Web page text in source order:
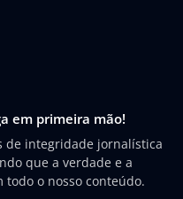
em primeira mão!
de integridade jornalística
que a verdade e a
o nosso conteúdo.